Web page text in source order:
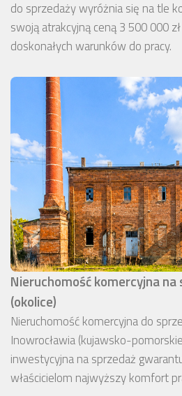
do sprzedaży wyróżnia się na tle
swoją atrakcyjną ceną 3 500 000
doskonałych warunków do pracy.
Nieruchomość komercyjna
(okolice)
Nieruchomość komercyjna do
Inowrocławia (kujawsko-
inwestycyjna na sprzedaż
właścicielom najwyższy komfort